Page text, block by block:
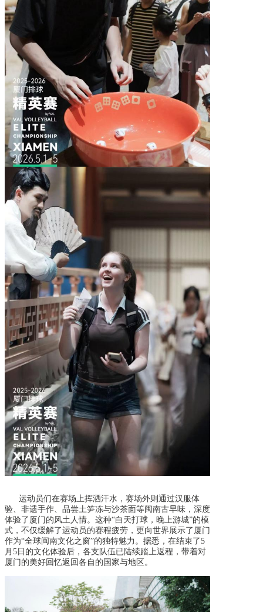
运动员们在赛场上挥洒汗水，赛场外则通过汉服体
验、非遗手作、品尝土笋冻与沙茶面等闽南古早味，深度
体验了厦门的风土人情。这种“白天打球，晚上游城”的模
式，不仅缓解了运动员的赛程疲劳，更向世界展示了厦门
作为“全球闽南文化之窗”的独特魅力。据悉，在结束了5
月5日的文化体验后，各支队伍已陆续踏上返程，带着对
厦门的美好回忆返回各自的国家与地区。